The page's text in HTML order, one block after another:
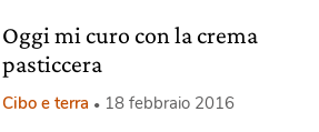
Oggi mi curo con la crema
pasticcera
Cibo e terra 18 febbraio 2016